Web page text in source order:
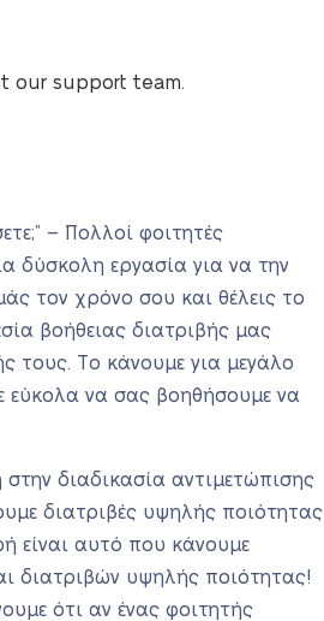
our support team.
– Πολλοί φοιτητές
δύσκολη εργασία για να την
τον χρόνο σου και θέλεις το
βοήθειας διατριβής μας
τους. Το κάνουμε για μεγάλο
εύκολα να σας βοηθήσουμε να
διαδικασία αντιμετώπισης
διατριβές υψηλής ποιότητας
είναι αυτό που κάνουμε
διατριβών υψηλής ποιότητας!
ότι αν ένας φοιτητής